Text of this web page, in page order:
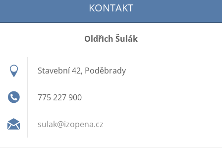
KONTAKT
Oldřich Šulák
Stavební 42, Poděbrady
775 227 900
sulak@izopena.cz